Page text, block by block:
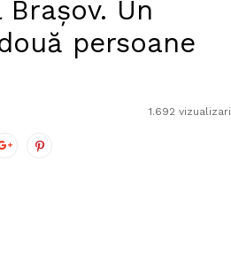
Un
persoane
1.692 vizualizari